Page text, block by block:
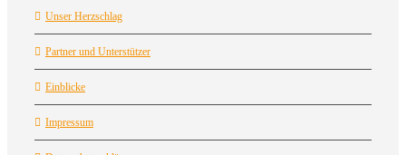
Unser Herzschlag
Partner und Unterstützer
Einblicke
Impressum